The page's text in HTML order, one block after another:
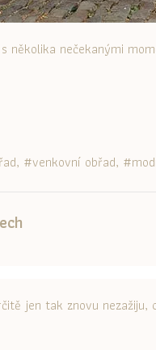
několika nečekanými
venkovní obřad
jen tak znovu